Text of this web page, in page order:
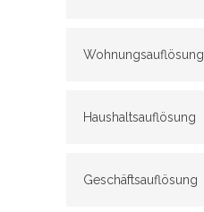
Wohnungsauflösung
Haushaltsauflösung
Geschäftsauflösung